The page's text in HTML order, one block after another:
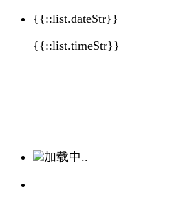
{{::list.dateStr}}
{{::list.timeStr}}
加载中..